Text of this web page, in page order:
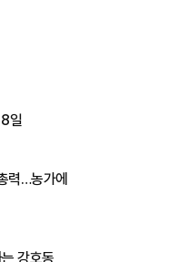
일
력…농가에
강호동